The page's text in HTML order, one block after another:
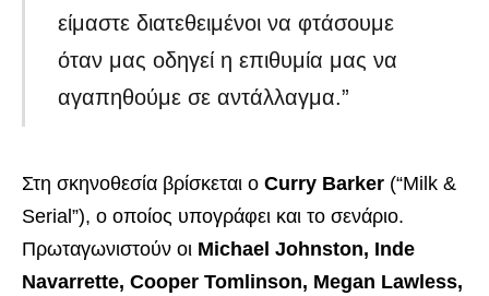
είμαστε διατεθειμένοι να φτάσουμε
όταν μας οδηγεί η επιθυμία μας να
αγαπηθούμε σε αντάλλαγμα.”
Στη σκηνοθεσία βρίσκεται ο Curry Barker (“Milk &
Serial”), ο οποίος υπογράφει και το σενάριο.
Πρωταγωνιστούν οι Michael Johnston, Inde
Navarrette, Cooper Tomlinson, Megan Lawless,